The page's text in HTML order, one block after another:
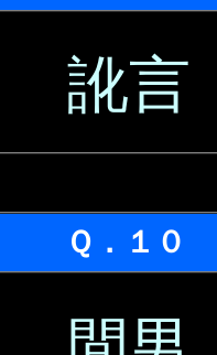
訛言
Ｑ．１０